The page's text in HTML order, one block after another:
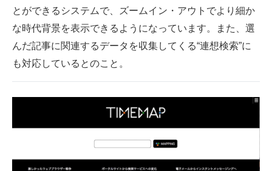
進化するPCとデバイスの未来
好きが集まる 比べて選べる
ビジネスと働き方のヒント
AI活用のいまが分かる
経営リーダーのコミュニティ
とができるシステムで、ズームイン・アウトでより細か
な時代背景を表示できるようになっています。また、選
んだ記事に関連するデータを収集してくる“連想検索”に
も対応しているとのこと。